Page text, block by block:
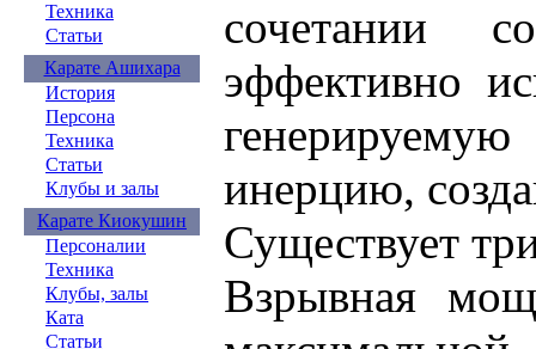
Техника
Статьи
Карате Ашихара
История
Персона
Техника
Статьи
Клубы и залы
Карате Киокушин
Персоналии
Техника
Клубы, залы
Ката
Статьи
сочетании
эффективно
инерцию,
Существует
Взрывная